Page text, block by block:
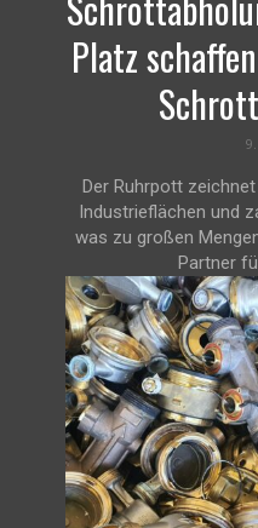
Platz
Der Ruhrpott
Industrieflächen und
was zu großen
Partner